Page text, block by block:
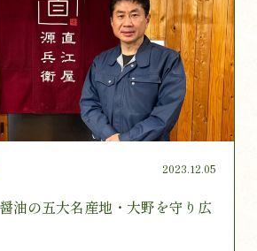
2023.12.05
油の五大名産地・大野を守り広